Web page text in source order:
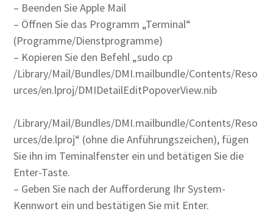
– Beenden Sie Apple Mail
– Öffnen Sie das Programm „Terminal“
(Programme/Dienstprogramme)
– Kopieren Sie den Befehl „sudo cp
/Library/Mail/Bundles/DMI.mailbundle/Contents/Reso
urces/en.lproj/DMIDetailEditPopoverView.nib
/Library/Mail/Bundles/DMI.mailbundle/Contents/Reso
urces/de.lproj“ (ohne die Anführungszeichen), fügen
Sie ihn im Teminalfenster ein und betätigen Sie die
Enter-Taste.
– Geben Sie nach der Aufforderung Ihr System-
Kennwort ein und bestätigen Sie mit Enter.